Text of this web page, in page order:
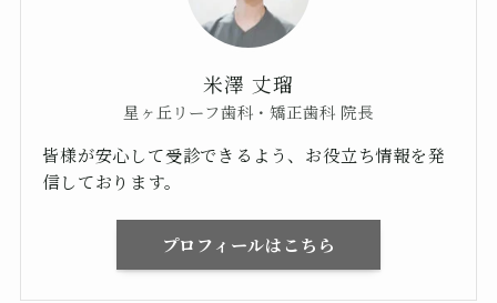
米澤 丈瑠
星ヶ丘リーフ歯科・矯正歯科 院長
皆様が安心して受診できるよう、お役立ち情報を発
信しております。
プロフィールはこちら